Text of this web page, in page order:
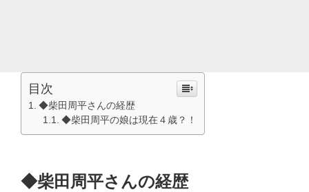
目次
◆柴田周平さんの経歴
◆柴田周平の娘は現在４歳？！
◆柴田周平さんの経歴